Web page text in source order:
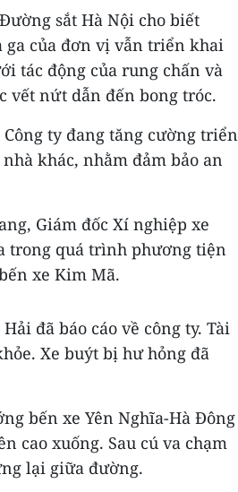
sắt Hà Nội cho biết
của đơn vị vẫn triển khai
tác động của rung chấn và
vết nứt dẫn đến bong tróc.
ty đang tăng cường triển
khác, nhằm đảm bảo an
Giám đốc Xí nghiệp xe
trong quá trình phương tiện
xe Kim Mã.
đã báo cáo về công ty. Tài
Xe buýt bị hư hỏng đã
bến xe Yên Nghĩa-Hà Đông
cao xuống. Sau cú va chạm
lại giữa đường.